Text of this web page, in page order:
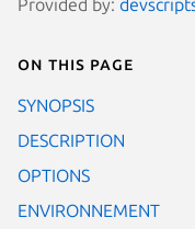
Provided by:
On this page
SYNOPSIS
DESCRIPTION
OPTIONS
ENVIRONNEMENT